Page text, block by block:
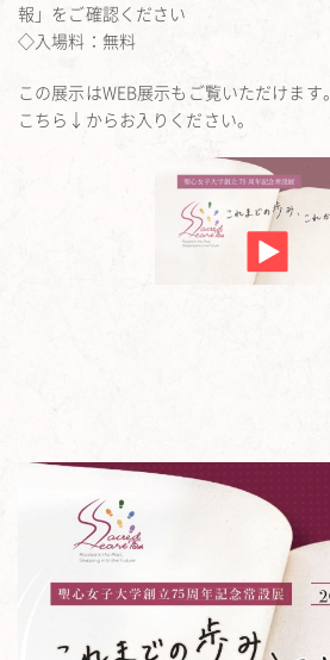
報」をご確認ください
◇入場料：無料
この展示はWEB展示もご覧いただけます。
こちら↓からお入りください。